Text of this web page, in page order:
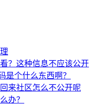
？这种信息不应该公开
是个什么东西啊？
来社区怎么不公开呢
办？